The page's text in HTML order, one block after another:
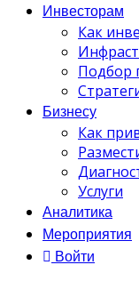
Инвесторам
Как
Подбор
Бизнесу
Как
Услуги
Аналитика
Мероприятия
Войти